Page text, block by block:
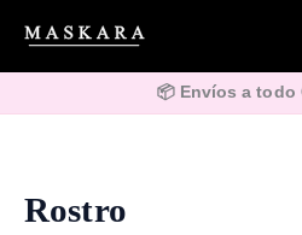
contenido
📦 Envíos a todo
Rostro